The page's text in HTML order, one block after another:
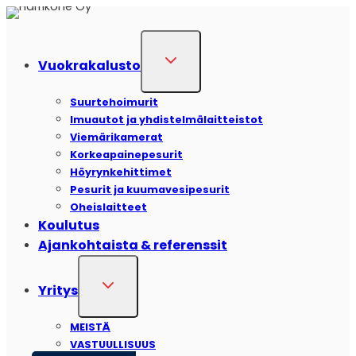
Vuokrakalusto
Suurtehoimurit
Imuautot ja yhdistelmälaitteistot
Viemärikamerat
Korkeapainepesurit
Höyrynkehittimet
Pesurit ja kuumavesipesurit
Oheislaitteet
Koulutus
Ajankohtaista & referenssit
Yritys
MEISTÄ
VASTUULLISUUS